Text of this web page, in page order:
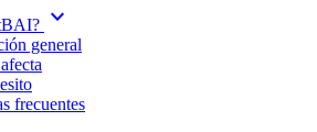
expand_more
general
frecuentes